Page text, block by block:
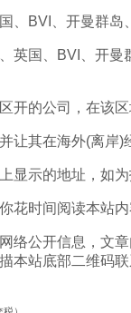
、BVI、开曼群
英国、BVI、开
开的公司，在该
让其在海外(离岸)
显示的地址，如
花时间阅读本站
络公开信息，文
本站底部二维码